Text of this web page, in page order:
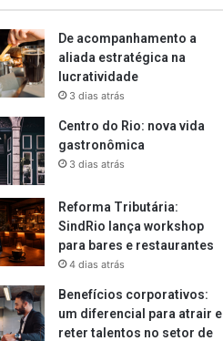
De acompanhamento a
aliada estratégica na
lucratividade
3 dias atrás
Centro do Rio: nova vida
gastronômica
3 dias atrás
Reforma Tributária:
SindRio lança workshop
para bares e restaurantes
4 dias atrás
Benefícios corporativos:
um diferencial para atrair e
reter talentos no setor de